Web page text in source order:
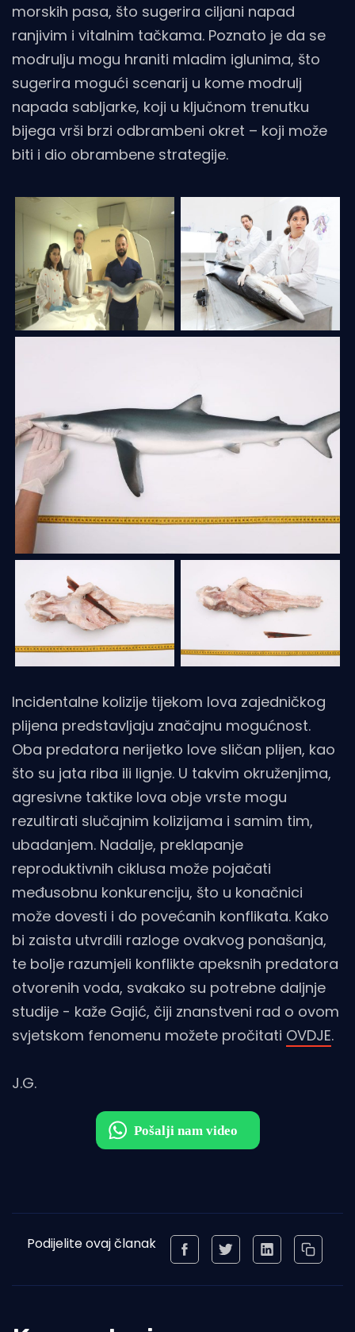
morskih pasa, što sugerira ciljani napad
ranjivim i vitalnim tačkama. Poznato je da se
modrulju mogu hraniti mladim iglunima, što
sugerira mogući scenarij u kome modrulj
napada sabljarke, koji u ključnom trenutku
bijega vrši brzi odbrambeni okret – koji može
biti i dio obrambene strategije.
Incidentalne kolizije tijekom lova zajedničkog
plijena predstavljaju značajnu mogućnost.
Oba predatora nerijetko love sličan plijen, kao
što su jata riba ili lignje. U takvim okruženjima,
agresivne taktike lova obje vrste mogu
rezultirati slučajnim kolizijama i samim tim,
ubadanjem. Nadalje, preklapanje
reproduktivnih ciklusa može pojačati
međusobnu konkurenciju, što u konačnici
može dovesti i do povećanih konflikata. Kako
bi zaista utvrdili razloge ovakvog ponašanja,
te bolje razumjeli konflikte apeksnih predatora
otvorenih voda, svakako su potrebne daljnje
studije - kaže Gajić, čiji znanstveni rad o ovom
svjetskom fenomenu možete pročitati OVDJE.
J.G.
Podijelite ovaj članak